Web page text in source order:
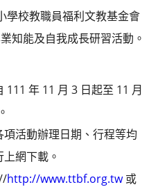
學校教職員福利文教基金會
知能及自我成長研習活動。
年 11 月 3 日起至 11 月
活動辦理日期、行程等均
網下載。
http://www.ttbf.org.tw或